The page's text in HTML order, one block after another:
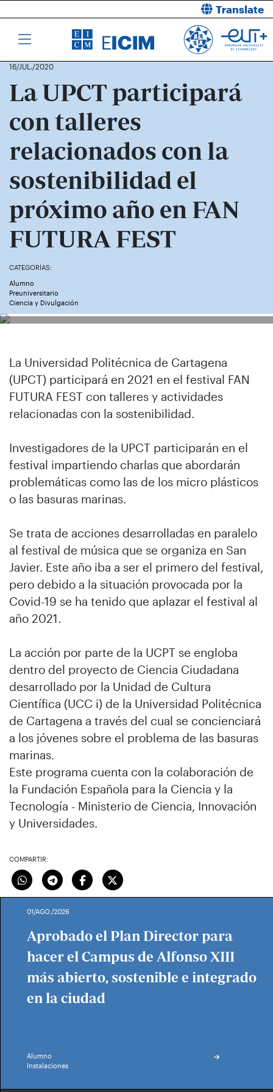
Translate
16/JUL./2020
La UPCT participará
con talleres
relacionados con la
sostenibilidad el
próximo año en FAN
FUTURA FEST
CATEGORÍAS:
Alumno
Preuniversitario
Ciencia y Divulgación
La Universidad Politécnica de Cartagena
(UPCT) participará en 2021 en el festival FAN
FUTURA FEST con talleres y actividades
relacionadas con la sostenibilidad.
Investigadores de la UPCT participarán en el
festival impartiendo charlas que abordarán
problemáticas como las de los micro plásticos
o las basuras marinas.
Se trata de acciones desarrolladas en paralelo
al festival de música que se organiza en San
Javier. Este año iba a ser el primero del festival,
pero debido a la situación provocada por la
Covid-19 se ha tenido que aplazar el festival al
año 2021.
La acción por parte de la UCPT se engloba
dentro del proyecto de Ciencia Ciudadana
desarrollado por la Unidad de Cultura
Científica (UCC i) de la Universidad Politécnica
de Cartagena a través del cual se concienciará
a los jóvenes sobre el problema de las basuras
marinas.
Este programa cuenta con la colaboración de
la Fundación Española para la Ciencia y la
Tecnología - Ministerio de Ciencia, Innovación
y Universidades.
COMPARTIR:
01/AGO./2026
Aprobado el Plan Director para
hacer el Campus de Alfonso XIII
más abierto, sostenible e integrado
en la ciudad
Alumno
Instalaciones